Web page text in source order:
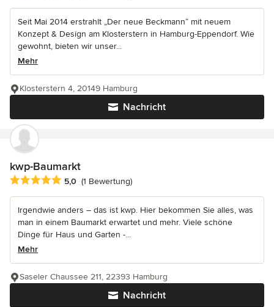
Seit Mai 2014 erstrahlt „Der neue Beckmann“ mit neuem
Konzept & Design am Klosterstern in Hamburg-Eppendorf. Wie
gewohnt, bieten wir unser...
Mehr
Nachricht
Klosterstern 4, 20149 Hamburg
kwp-Baumarkt
Durchschnittliche Bewertung: 5 von 5 Sternen
5,0 (1 Bewertung)
Irgendwie anders – das ist kwp. Hier bekommen Sie alles, was
man in einem Baumarkt erwartet und mehr. Viele schöne
Dinge für Haus und Garten -...
Mehr
Nachricht
Saseler Chaussee 211, 22393 Hamburg